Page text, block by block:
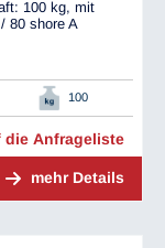
100 kg, mit
80 shore A
100
die Anfrageliste
mehr Details